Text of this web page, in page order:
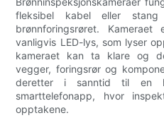
fleksibel kabel eller
brønnforingsrøret.
vanligvis LED-lys, som lyser
kameraet kan ta klare og
vegger, foringsrør og
deretter i sanntid til en
smarttelefonapp, hvor
opptakene.